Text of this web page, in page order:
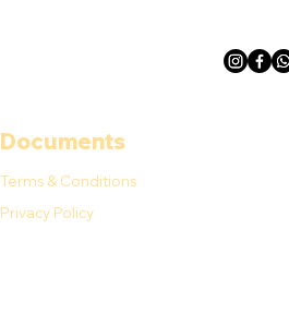
Documents
Terms & Conditions
Privacy Policy